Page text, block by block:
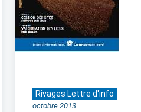
Rivages Lettre d'info
octobre 2013